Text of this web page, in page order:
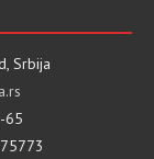
Srbija
65